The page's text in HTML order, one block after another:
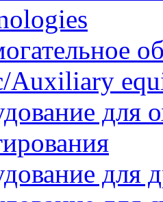
Auxiliary
для
для